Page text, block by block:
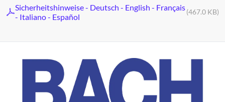
Sicherheitshinweise - Deutsch - English - Français
- Italiano - Español
(467.0 KB)